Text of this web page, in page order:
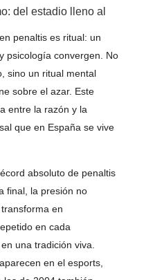
del estadio lleno al
penaltis es ritual: un
psicología convergen. No
sino un ritual mental
sobre el azar. Este
entre la razón y la
que en España se vive
absoluto de penaltis
final, la presión no
en
en cada
una tradición viva.
en el esports,